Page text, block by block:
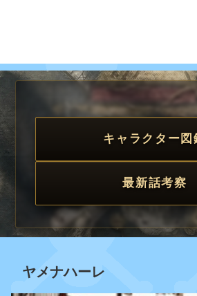
キャラクター図
最新話考察
ヤメナハーレ